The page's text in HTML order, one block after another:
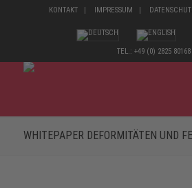
KONTAKT IMPRESSUM
TEL.: +49 (0) 2825 80168
WHITEPAPER DEFORMITÄTEN UND